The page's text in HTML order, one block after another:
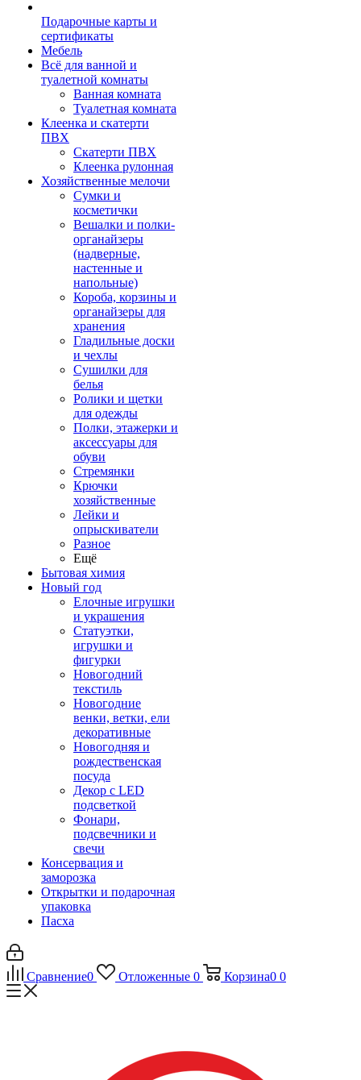
Подарочные карты и
сертификаты
Мебель
Всё для ванной и
туалетной комнаты
Ванная комната
Туалетная комната
Клеенка и скатерти
ПВХ
Скатерти ПВХ
Клеенка рулонная
Хозяйственные мелочи
Сумки и
косметички
Вешалки и полки-
органайзеры
(надверные,
настенные и
напольные)
Короба, корзины и
органайзеры для
хранения
Гладильные доски
и чехлы
Сушилки для
белья
Ролики и щетки
для одежды
Полки, этажерки и
аксессуары для
обуви
Стремянки
Крючки
хозяйственные
Лейки и
опрыскиватели
Разное
Ещё
Бытовая химия
Новый год
Елочные игрушки
и украшения
Статуэтки,
игрушки и
фигурки
Новогодний
текстиль
Новогодние
венки, ветки, ели
декоративные
Новогодняя и
рождественская
посуда
Декор с LED
подсветкой
Фонари,
подсвечники и
свечи
Консервация и
заморозка
Открытки и подарочная
упаковка
Пасха
Сравнение0 Отложенные 0 Корзина0 0